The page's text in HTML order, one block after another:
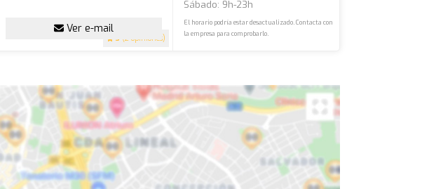
3 (2 opiniones)
Ver e-mail
Sábado: 9h-23h
El horario podría estar desactualizado. Contacta con
la empresa para comprobarlo.